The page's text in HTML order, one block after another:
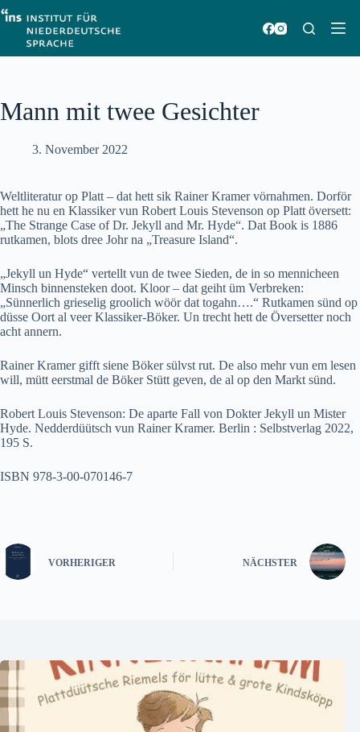
Zum
Inhalt
springen
Mann mit twee Gesichter
3. November 2022
Weltliteratur op Platt – dat hett sik Rainer Kramer vörnahmen. Dorför
hett he nu en Klassiker vun Robert Louis Stevenson op Platt översett:
„The Strange Case of Dr. Jekyll and Mr. Hyde“. Dat Book is 1886
rutkamen, blots dree Johr na „Treasure Island“.
„Jekyll un Hyde“ vertellt vun de twee Sieden, de in so mennicheen
Minsch binnensteken doot. Kloor – dat geiht üm Verbreken:
„Sünnerlich grieselig groolich wöör dat togahn….“ Rutkamen sünd op
düsse Oort al veer Klassiker-Böker. Un trecht hett de Översetter noch
acht annern.
Rainer Kramer gifft siene Böker sülvst rut. De also mehr vun em lesen
will, mütt eerstmal de Böker Stütt geven, de al op den Markt sünd.
Robert Louis Stevenson: De aparte Fall von Dokter Jekyll un Mister
Hyde. Nedderdüütsch vun Rainer Kramer. Berlin : Selbstverlag 2022,
195 S.
ISBN 978-3-00-070146-7
VORHERIGER NÄCHSTER